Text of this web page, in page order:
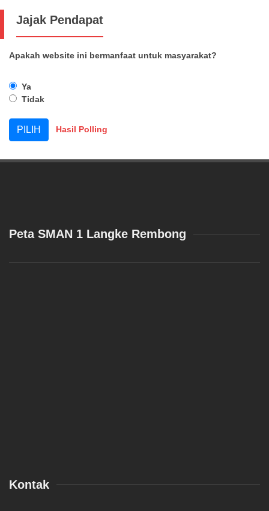
Jajak Pendapat
Apakah website ini bermanfaat untuk masyarakat?
Ya
Tidak
Hasil Polling
Peta SMAN 1 Langke Rembong
Kontak